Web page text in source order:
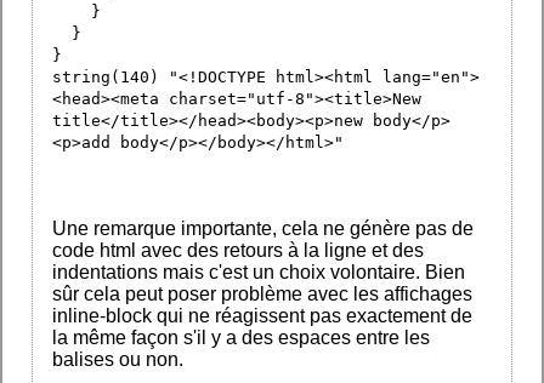
}
}
}
string(140) "<!DOCTYPE html><html lang="en">
<head><meta charset="utf-8"><title>New
title</title></head><body><p>new body</p>
<p>add body</p></body></html>"
Une remarque importante, cela ne génère pas de
code html avec des retours à la ligne et des
indentations mais c'est un choix volontaire. Bien
sûr cela peut poser problème avec les affichages
inline-block qui ne réagissent pas exactement de
la même façon s'il y a des espaces entre les
balises ou non.